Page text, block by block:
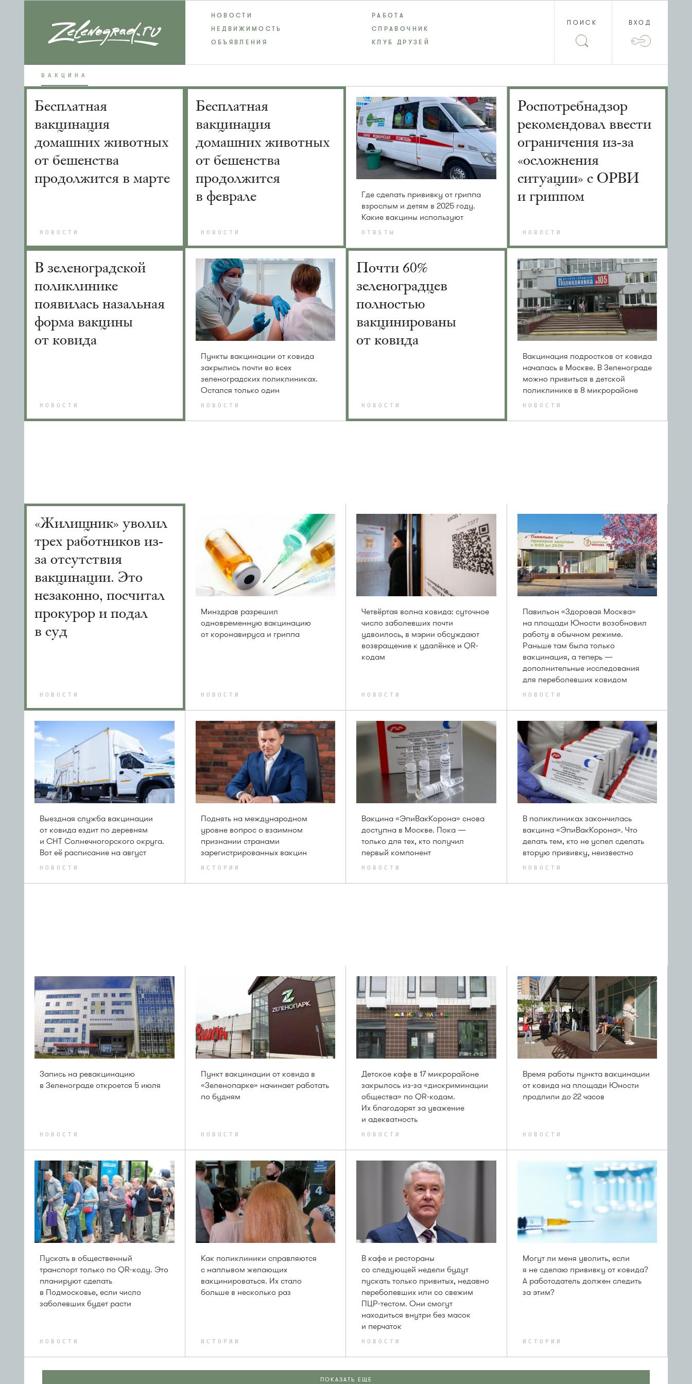
НОВОСТИ
ВАКЦИНА
РАБОТА
НЕДВИЖИМОСТЬ
СПРАВОЧНИК
ОБЪЯВЛЕНИЯ
КЛУБ ДРУЗЕЙ
ПОИСК ВХОД
Бесплатная
вакцинация
домашних животных
от бешенства
продолжится в марте
НОВОСТИ
Бесплатная
вакцинация
домашних животных
от бешенства
продолжится
в феврале
НОВОСТИ
Где сделать прививку от гриппа
взрослым и детям в 2025 году.
Какие вакцины используют
ОТВЕТЫ
Роспотребнадзор
рекомендовал ввести
ограничения из-за
«осложнения
ситуации» с ОРВИ
и гриппом
НОВОСТИ
В зеленоградской
поликлинике
появилась назальная
форма вакцины
от ковида
НОВОСТИ
Пункты вакцинации от ковида
закрылись почти во всех
зеленоградских поликлиниках.
Остался только один
НОВОСТИ
Почти 60%
зеленоградцев
полностью
вакцинированы
от ковида
НОВОСТИ
Вакцинация подростков от ковида
началась в Москве. В Зеленограде
можно привиться в детской
поликлинике в 8 микрорайоне
НОВОСТИ
«Жилищник» уволил
трех работников из-
за отсутствия
вакцинации. Это
незаконно, посчитал
прокурор и подал
в суд
НОВОСТИ
Минздрав разрешил
одновременную вакцинацию
от коронавируса и гриппа
НОВОСТИ
Четвёртая волна ковида: суточное
число заболевших почти
удвоилось, в мэрии обсуждают
возвращение к удалёнке и QR-
кодам
НОВОСТИ
Павильон «Здоровая Москва»
на площади Юности возобновил
работу в обычном режиме.
Раньше там была только
вакцинация, а теперь —
дополнительные исследования
для переболевших ковидом
НОВОСТИ
Выездная служба вакцинации
от ковида ездит по деревням
и СНТ Солнечногорского округа.
Вот её расписание на август
НОВОСТИ
Поднять на международном
уровне вопрос о взаимном
признании странами
зарегистрированных вакцин
ИСТОРИИ
Вакцина «ЭпиВакКорона» снова
доступна в Москве. Пока —
только для тех, кто получил
первый компонент
НОВОСТИ
В поликлиниках закончилась
вакцина «ЭпиВакКорона». Что
делать тем, кто не успел сделать
вторую прививку, неизвестно
НОВОСТИ
Запись на ревакцинацию
в Зеленограде откроется 5 июля
НОВОСТИ
Пункт вакцинации от ковида в
«Зеленопарке» начинает работать
по будням
НОВОСТИ
Детское кафе в 17 микрорайоне
закрылось из-за «дискриминации
общества» по QR-кодам.
Их благодарят за уважение
и адекватность
НОВОСТИ
Время работы пункта вакцинации
от ковида на площади Юности
продлили до 22 часов
НОВОСТИ
Пускать в общественный
транспорт только по QR-коду. Это
планируют сделать
в Подмосковье, если число
заболевших будет расти
НОВОСТИ
Как поликлиники справляются
с наплывом желающих
вакцинироваться. Их стало
больше в несколько раз
ИСТОРИИ
В кафе и рестораны
со следующей недели будут
пускать только привитых, недавно
переболевших или со свежим
ПЦР-тестом. Они смогут
находиться внутри без масок
и перчаток
НОВОСТИ
Могут ли меня уволить, если
я не сделаю прививку от ковида?
А работодатель должен следить
за этим?
ИСТОРИИ
ПОКАЗАТЬ ЕЩЕ